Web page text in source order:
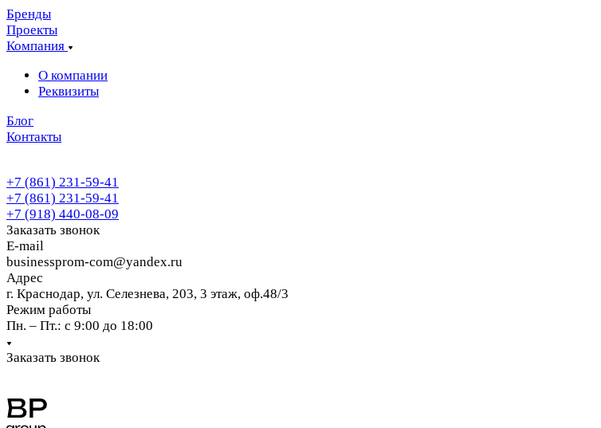
Бренды
Проекты
Компания
О компании
Реквизиты
Блог
Контакты
+7 (861) 231-59-41
+7 (861) 231-59-41
+7 (918) 440-08-09
Заказать звонок
E-mail
businessprom-com@yandex.ru
Адрес
г. Краснодар, ул. Селезнева, 203, 3 этаж, оф.48/3
Режим работы
Пн. – Пт.: с 9:00 до 18:00
Заказать звонок